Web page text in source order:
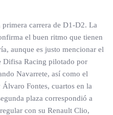
carrera de D1-D2. La
el buen ritmo que tienen
aunque es justo mencionar el
Difisa Racing pilotado por
Navarrete, así como el
Fontes, cuartos en la
plaza correspondió a
con su Renault Clio,